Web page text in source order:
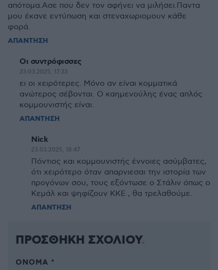
απότομα.Ασε που δεν τον αφήνει να μιλήσει.Παντα
μου έκανε εντύπωση και στεναχωριομουν κάθε
φορά.
ΑΠΑΝΤΗΣΗ
Οι συντρόφισσες
23.03.2025, 17:33
ει οι χειρότερες. Μόνο αν είναι κομματικά
ανώτερος σέβονται. Ο καημενούλης ένας απλός
κομμουνιστής είναι.
ΑΠΑΝΤΗΣΗ
Nick
23.03.2025, 18:47
Πόντιος και κομμουνιστής έννοιες ασύμβατες,
ότι χειρότερο όταν απαρνιεσαι την ιστορία των
προγόνων σου, τους εξόντωσε ο Στάλιν όπως ο
Κεμάλ και ψηφίζουν ΚΚΕ , θα τρελαθούμε.
ΑΠΑΝΤΗΣΗ
ΠΡΟΣΘΗΚΗ ΣΧΟΛΙΟΥ
ΌΝΟΜΑ *